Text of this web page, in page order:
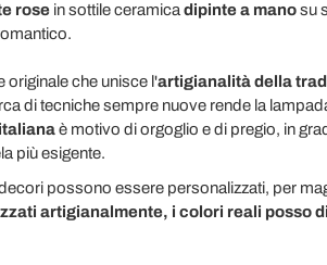
rosein sottile ceramica dipinte a manosu
originale che unisce l'artigianalità della
di tecniche sempre nuove rende la
è motivo di orgoglio e di pregio, in
più esigente.
possono essere personalizzati, per
artigianalmente, i colori reali posso